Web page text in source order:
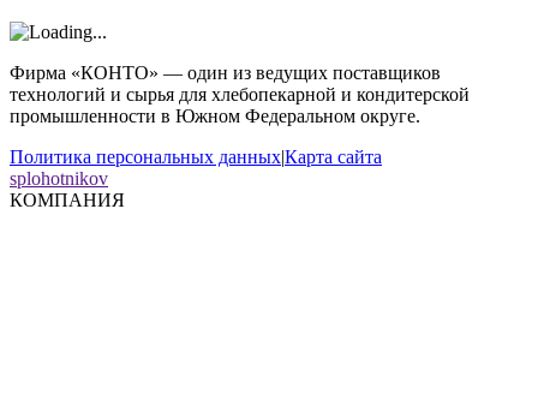
Фирма «КОНТО» — один из ведущих поставщиков
технологий и сырья для хлебопекарной и кондитерской
промышленности в Южном Федеральном округе.
Политика персональных данных|Карта сайта
splohotnikov
КОМПАНИЯ